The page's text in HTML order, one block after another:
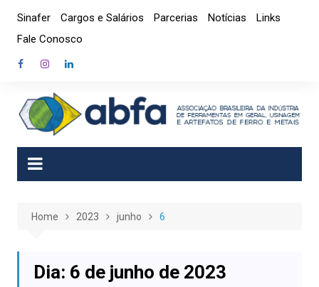
content
Sinafer Cargos e Salários Parcerias Notícias
Links
Fale Conosco
Home 2023 junho 6
Dia: 6 de junho de 2023